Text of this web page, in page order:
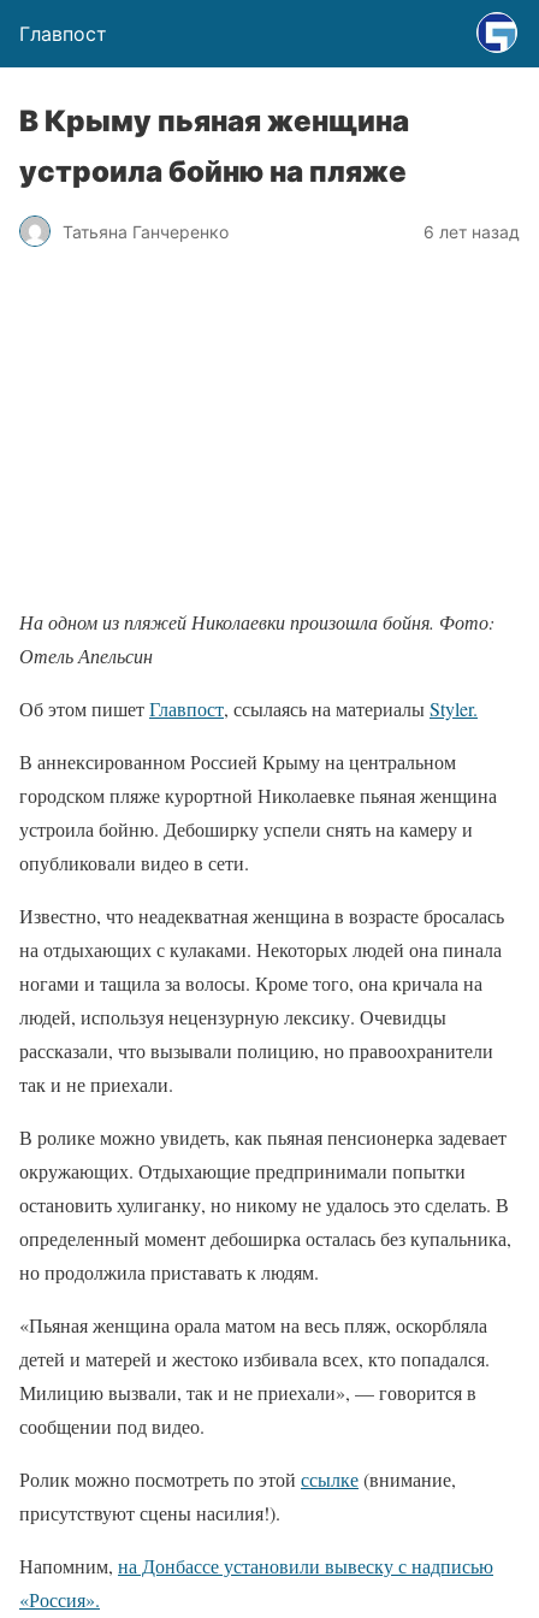
Главпост
В Крыму пьяная женщина
устроила бойню на пляже
Татьяна Ганчеренко 6 лет назад
На одном из пляжей Николаевки произошла бойня. Фото:
Отель Апельсин
Об этом пишетГлавпост, ссылаясь на материалыStyler.
В аннексированном Россией Крыму на центральном
городском пляже курортной Николаевке пьяная женщина
устроила бойню. Дебоширку успели снять на камеру и
опубликовали видео в сети.
Известно, что неадекватная женщина в возрасте бросалась
на отдыхающих с кулаками. Некоторых людей она пинала
ногами и тащила за волосы. Кроме того, она кричала на
людей, используя нецензурную лексику. Очевидцы
рассказали, что вызывали полицию, но правоохранители
так и не приехали.
В ролике можно увидеть, как пьяная пенсионерка задевает
окружающих. Отдыхающие предпринимали попытки
остановить хулиганку, но никому не удалось это сделать. В
определенный момент дебоширка осталась без купальника,
но продолжила приставать к людям.
«Пьяная женщина орала матом на весь пляж, оскорбляла
детей и матерей и жестоко избивала всех, кто попадался.
Милицию вызвали, так и не приехали», — говорится в
сообщении под видео.
Ролик можно посмотреть по этой ссылке(внимание,
присутствуют сцены насилия!).
Напомним, на Донбассе установили вывеску с надписью
«Россия».